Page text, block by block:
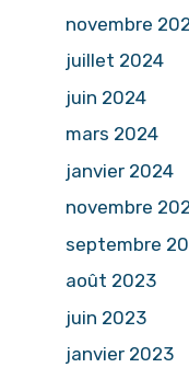
novembre
juillet 2024
juin 2024
mars 2024
janvier 2024
novembre
septembre
août 2023
juin 2023
janvier 2023